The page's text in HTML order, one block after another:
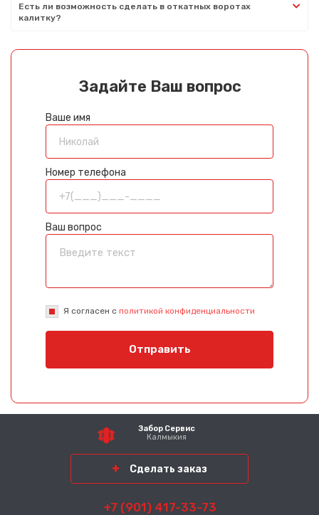
Есть ли возможность сделать в откатных воротах
калитку?
Задайте Ваш вопрос
Ваше имя
Номер телефона
Ваш вопрос
Я согласен с политикой конфиденциальности
Отправить
Забор Сервис
Калмыкия
Сделать заказ
+7 (901) 417-33-73